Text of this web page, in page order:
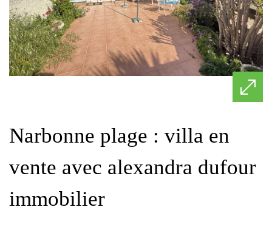
narbonne plage : villa en
vente avec alexandra dufour
immobilier